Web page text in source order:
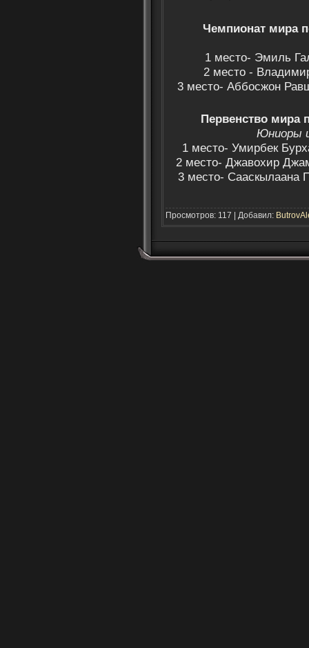
Чемпионат мира
1 место- Эмиль
2 место -
3 место- Аббосжон
Первенство мира
Юниоры
1 место- Умирбек
2 место- Джавохир
3 место- Сааскылаана
Просмотров: 117 | Добавил: